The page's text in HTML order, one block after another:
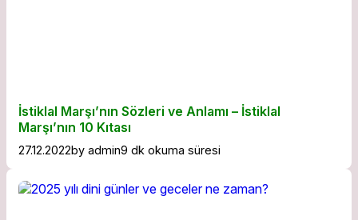
İstiklal Marşı’nın Sözleri ve Anlamı – İstiklal
Marşı’nın 10 Kıtası
27.12.2022by admin9 dk okuma süresi